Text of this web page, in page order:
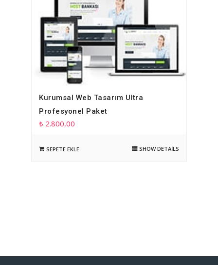
Kurumsal Web Tasarım Ultra
Profesyonel Paket
₺ 2.800,00
SEPETE EKLE SHOW DETAILS